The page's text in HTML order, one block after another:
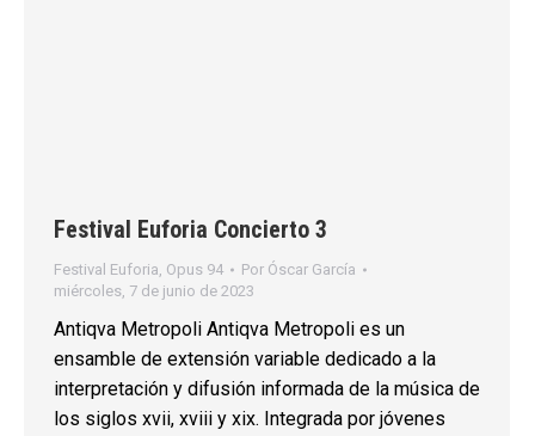
Festival Euforia Concierto 3
Festival Euforia, Opus 94 Por Óscar García
miércoles, 7 de junio de 2023
Antiqva Metropoli Antiqva Metropoli es un
ensamble de extensión variable dedicado a la
interpretación y difusión informada de la música de
los siglos xvii, xviii y xix. Integrada por jóvenes